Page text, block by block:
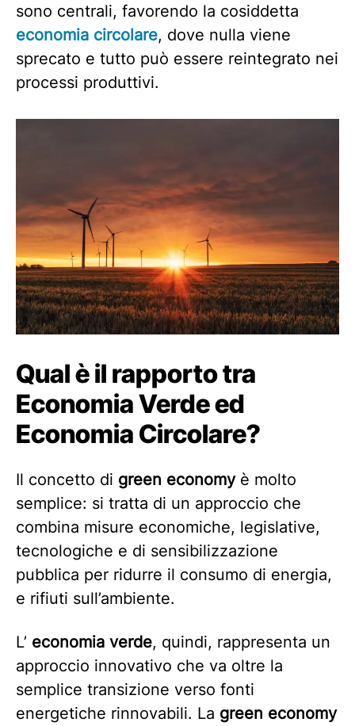
sono centrali, favorendo la cosiddetta
economia circolare, dove nulla viene
sprecato e tutto può essere reintegrato nei
processi produttivi.
Qual è il rapporto tra
Economia Verde ed
Economia Circolare?
Il concetto di green economyè molto
semplice: si tratta di un approccio che
combina misure economiche, legislative,
tecnologiche e di sensibilizzazione
pubblica per ridurre il consumo di energia,
e rifiuti sull’ambiente.
L’ economia verde, quindi, rappresenta un
approccio innovativo che va oltre la
semplice transizione verso fonti
energetiche rinnovabili. La green economy